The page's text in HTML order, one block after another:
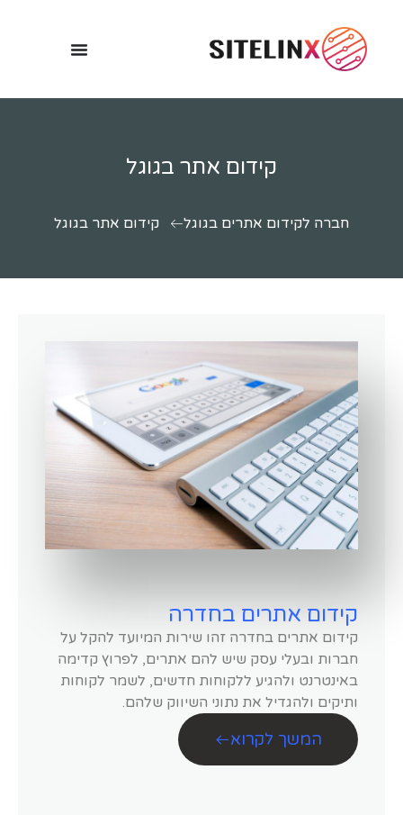
קידום אתר בגוגל
חברה לקידום אתרים בגוגל קידום אתר בגוגל
קידום אתרים בחדרה
קידום אתרים בחדרה זהו שירות המיועד להקל על
חברות ובעלי עסק שיש להם אתרים, לפרוץ קדימה
באינטרנט ולהגיע ללקוחות חדשים, לשמר לקוחות
ותיקים ולהגדיל את נתוני השיווק שלהם.
המשך לקרוא